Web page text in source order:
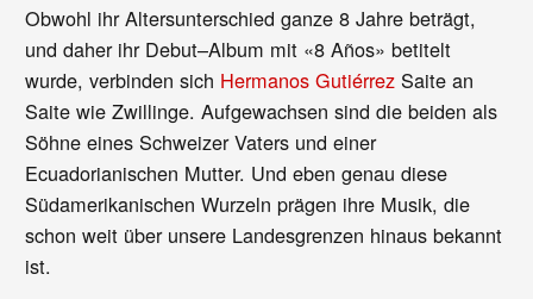
Obwohl ihr Altersunterschied ganze 8 Jahre beträgt,
und daher ihr Debut–Album mit «8 Años» betitelt
wurde, verbinden sich Hermanos Gutiérrez Saite an
Saite wie Zwillinge. Aufgewachsen sind die beiden als
Söhne eines Schweizer Vaters und einer
Ecuadorianischen Mutter. Und eben genau diese
Südamerikanischen Wurzeln prägen ihre Musik, die
schon weit über unsere Landesgrenzen hinaus bekannt
ist.